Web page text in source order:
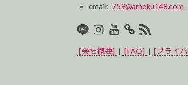
email: 759@ameku148.com
LINEInstagram
Youtube
マ
イ
RSS2
[会社概要] | [FAQ] | [プライ